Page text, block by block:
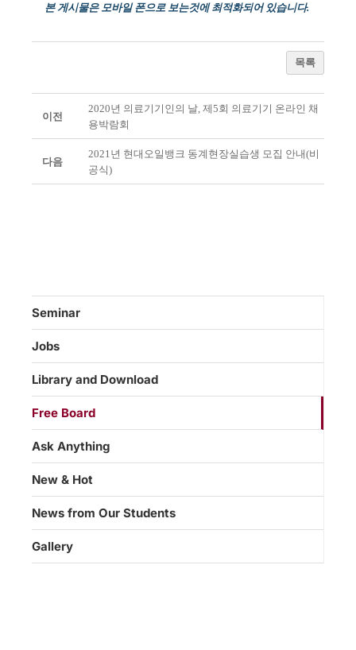
본 게시물은 모바일 폰으로 보는것에 최적화되어 있습니다.
목록
이전
2020년 의료기기인의 날, 제5회 의료기기 온라인 채
용박람회
다음
2021년 현대오일뱅크 동계현장실습생 모집 안내(비
공식)
Seminar
Jobs
Library and Download
Free Board
Ask Anything
New & Hot
News from Our Students
Gallery